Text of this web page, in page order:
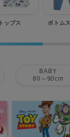
トップス ボトムス
BABY
80～90cm